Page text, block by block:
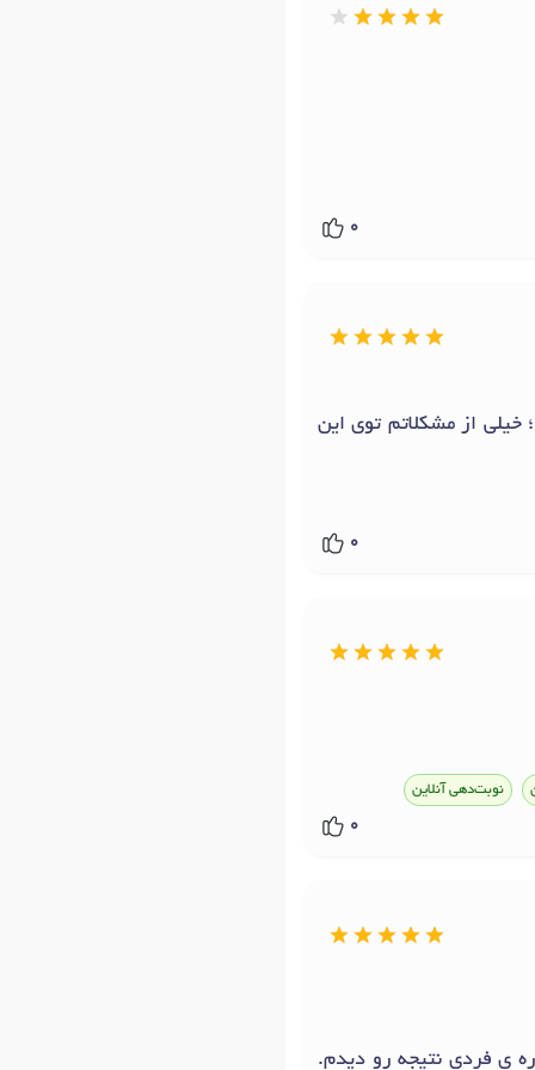
0
خیلی از مشکلاتم توی این
0
نوبت‌دهی آنلاین
0
ی فردی نتیجه رو دیدم.